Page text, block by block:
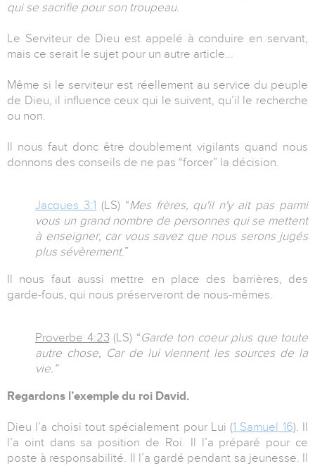
qui se sacrifie pour son troupeau.
Le Serviteur de Dieu est appelé à conduire en servant,
mais ce serait le sujet pour un autre article...
Même si le serviteur est réellement au service du peuple
de Dieu, il influence ceux qui le suivent, qu’il le recherche
ou non.
Il nous faut donc être doublement vigilants quand nous
donnons des conseils de ne pas “forcer” la décision.
Jacques 3:1 (LS) “Mes frères, qu'il n'y ait pas parmi
vous un grand nombre de personnes qui se mettent
à enseigner, car vous savez que nous serons jugés
plus sévèrement.”
Il nous faut aussi mettre en place des barrières, des
garde-fous, qui nous préserveront de nous-mêmes.
Proverbe 4:23 (LS) “Garde ton coeur plus que toute
autre chose, Car de lui viennent les sources de la
vie.”
Regardons l’exemple du roi David.
Dieu l’a choisi tout spécialement pour Lui (1 Samuel 16). Il
l’a oint dans sa position de Roi. Il l’a préparé pour ce
poste à responsabilité. Il l’a gardé pendant sa jeunesse. Il